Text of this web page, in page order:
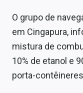
O grupo de
em Cingapura,
mistura de
10% de etanol e
porta-